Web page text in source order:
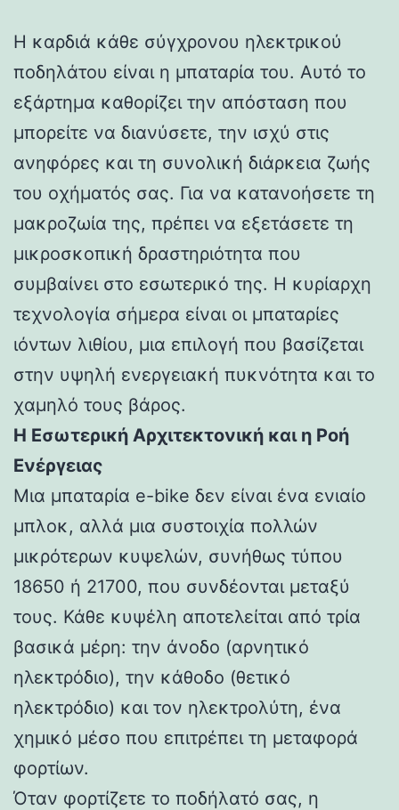
Η καρδιά κάθε σύγχρονου ηλεκτρικού
ποδηλάτου είναι η μπαταρία του. Αυτό το
εξάρτημα καθορίζει την απόσταση που
μπορείτε να διανύσετε, την ισχύ στις
ανηφόρες και τη συνολική διάρκεια ζωής
του οχήματός σας. Για να κατανοήσετε τη
μακροζωία της, πρέπει να εξετάσετε τη
μικροσκοπική δραστηριότητα που
συμβαίνει στο εσωτερικό της. Η κυρίαρχη
τεχνολογία σήμερα είναι οι μπαταρίες
ιόντων λιθίου, μια επιλογή που βασίζεται
στην υψηλή ενεργειακή πυκνότητα και το
χαμηλό τους βάρος.
Η Εσωτερική Αρχιτεκτονική και η Ροή
Ενέργειας
Μια μπαταρία e-bike δεν είναι ένα ενιαίο
μπλοκ, αλλά μια συστοιχία πολλών
μικρότερων κυψελών, συνήθως τύπου
18650 ή 21700, που συνδέονται μεταξύ
τους. Κάθε κυψέλη αποτελείται από τρία
βασικά μέρη: την άνοδο (αρνητικό
ηλεκτρόδιο), την κάθοδο (θετικό
ηλεκτρόδιο) και τον ηλεκτρολύτη, ένα
χημικό μέσο που επιτρέπει τη μεταφορά
φορτίων.
Όταν φορτίζετε το ποδήλατό σας, η